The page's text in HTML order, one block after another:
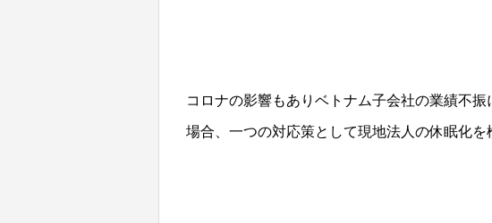
コロナの影響もありベトナム子会社の業績不
場合、一つの対応策として現地法人の休眠化を